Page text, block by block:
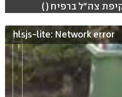
צה"ל ברפיח ( )
hlsjs-lite: Network error